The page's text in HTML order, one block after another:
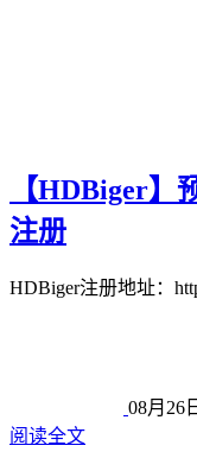
【HDBiger】
注册
HDBiger注册地址：
08月26
阅读全文